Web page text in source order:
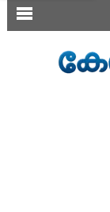
SECTIONS